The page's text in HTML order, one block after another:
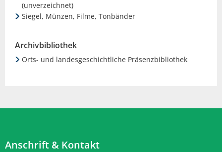
(unverzeichnet)
Siegel, Münzen, Filme, Tonbänder
Archivbibliothek
Orts- und landesgeschichtliche Präsenzbibliothek
Anschrift & Kontakt